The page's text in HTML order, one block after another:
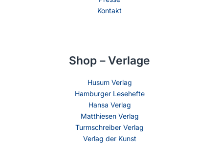
Kontakt
Shop – Verlage
Husum Verlag
Hamburger Lesehefte
Hansa Verlag
Matthiesen Verlag
Turmschreiber Verlag
Verlag der Kunst